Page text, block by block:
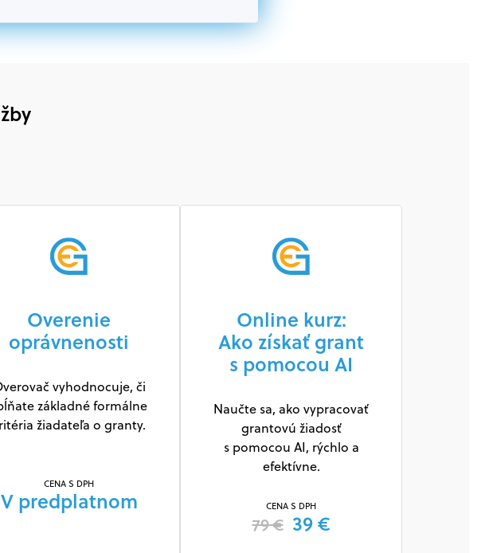
Overenie
oprávnenosti
vyhodnocuje, či
základné formálne
žiadateľa o granty.
CENA S DPH
V predplatnom
Online kurz:
Ako získať grant
s pomocou AI
Naučte sa, ako vypracovať
grantovú žiadosť
s pomocou AI, rýchlo a
efektívne.
CENA S DPH
79 € 39 €